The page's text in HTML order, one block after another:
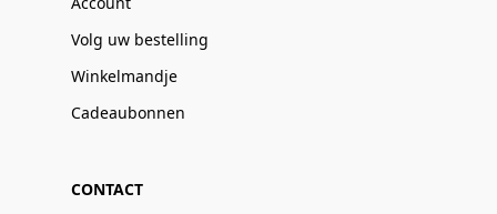
Volg uw bestelling
Winkelmandje
Cadeaubonnen
CONTACT